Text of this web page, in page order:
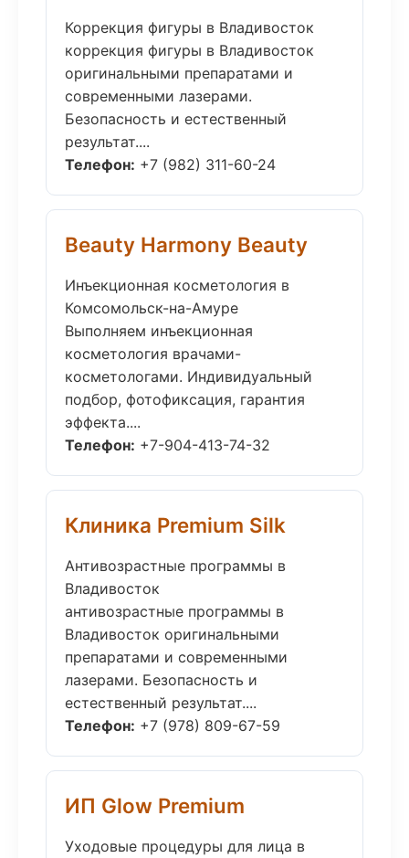
Коррекция фигуры в Владивосток
коррекция фигуры в Владивосток
оригинальными препаратами и
современными лазерами.
Безопасность и естественный
результат....
Телефон: +7 (982) 311-60-24
Beauty Harmony Beauty
Инъекционная косметология в
Комсомольск-на-Амуре
Выполняем инъекционная
косметология врачами-
косметологами. Индивидуальный
подбор, фотофиксация, гарантия
эффекта....
Телефон: +7-904-413-74-32
Клиника Premium Silk
Антивозрастные программы в
Владивосток
антивозрастные программы в
Владивосток оригинальными
препаратами и современными
лазерами. Безопасность и
естественный результат....
Телефон: +7 (978) 809-67-59
ИП Glow Premium
Уходовые процедуры для лица в